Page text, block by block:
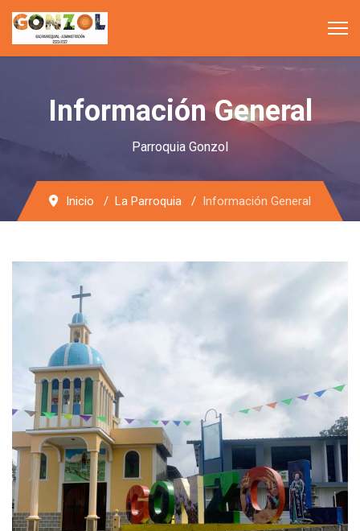
Información General
Parroquia Gonzol
Inicio La Parroquia Información General